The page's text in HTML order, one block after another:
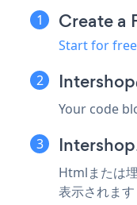
Create a
Start for
Intershop
Your code
Intershop
Htmlまたは
表示されます